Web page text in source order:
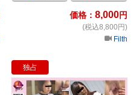
価格： 8,000円
(税込8,800円)
Filth
３カメ盗撮 尿線凝視トイレ2
独占
女